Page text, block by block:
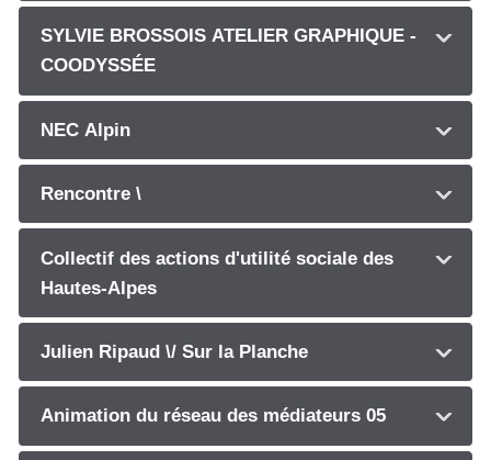
SYLVIE BROSSOIS ATELIER GRAPHIQUE -
COODYSSÉE
NEC Alpin
Rencontre \
Collectif des actions d'utilité sociale des
Hautes-Alpes
Julien Ripaud \/ Sur la Planche
Animation du réseau des médiateurs 05